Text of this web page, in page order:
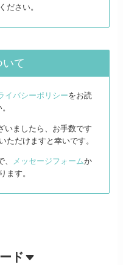
ださい。
いて
イバシーポリシーをお読
いましたら、お手数です
ただけますと幸いです。
メッセージフォームか
ます。
ド